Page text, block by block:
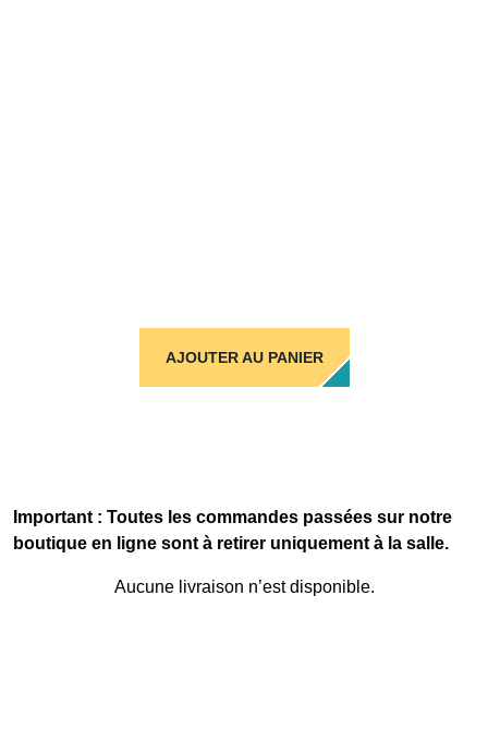
AJOUTER AU PANIER
Important : Toutes les commandes passées sur notre
boutique en ligne sont à retirer uniquement à la salle.
Aucune livraison n’est disponible.